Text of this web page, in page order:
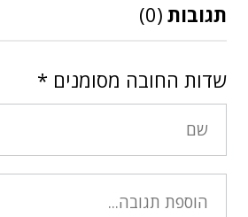
תגובות (0)
שדות החובה מסומנים *